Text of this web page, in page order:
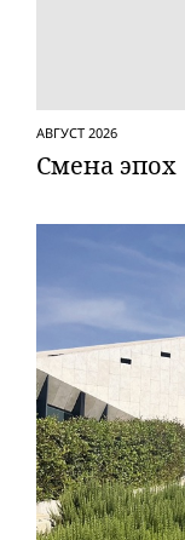
АВГУСТ 2026
Смена эпох